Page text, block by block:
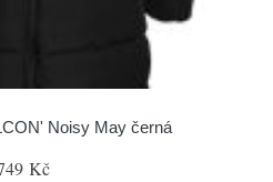
Noisy May černá
Kč